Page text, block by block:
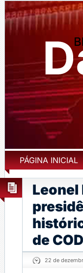
PÁGINA INICIAL
Leonel
de
22 de